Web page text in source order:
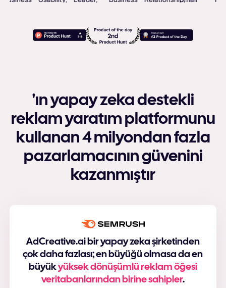
'ın yapay zeka destekli
reklam yaratım platformunu
kullanan 4 milyondan fazla
pazarlamacının güvenini
kazanmıştır
AdCreative.ai bir yapay zeka şirketinden
çok daha fazlası; en büyüğü olmasa da en
büyükyüksek dönüşümlü reklam öğesi
veritabanlarından birine sahipler.